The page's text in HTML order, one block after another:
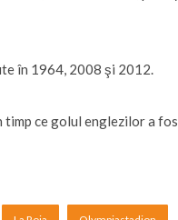
în 1964, 2008 şi 2012.
timp ce golul englezilor a